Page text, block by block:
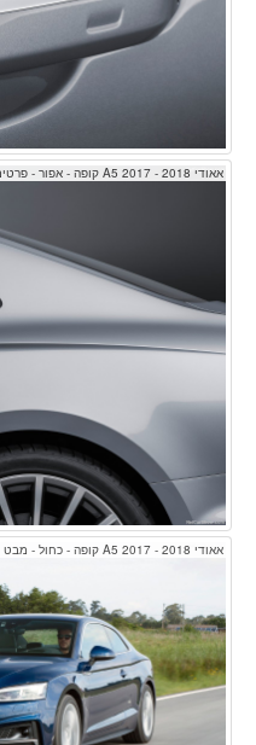
אאודי A5 2017 - 2018 קופה - אפור - פרטים
אאודי A5 2017 - 2018 קופה - כחול - מבט מלפנים